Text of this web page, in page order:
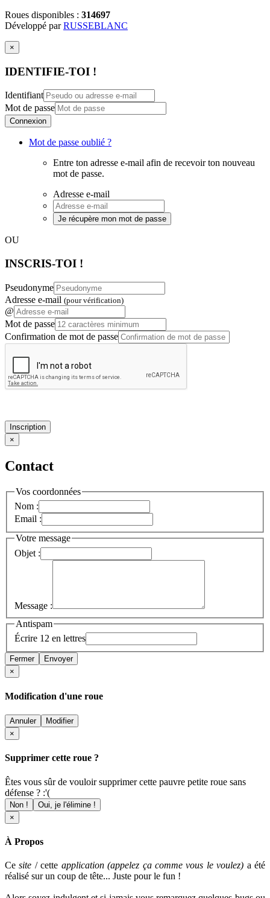
Roues disponibles : 314697
Développé parRUSSEBLANC
×
IDENTIFIE-TOI !
Identifiant
Mot de passe
Connexion
Mot de passe oublié ?
Entre ton adresse e-mail afin de recevoir ton nouveau
mot de passe.
Adresse e-mail
Je récupère mon mot de passe
OU
INSCRIS-TOI !
Pseudonyme
Adresse e-mail (pour vérification)
@
Mot de passe
Confirmation de mot de passe
Inscription
×
Contact
Vos coordonnées
Nom :
Email :
Votre message
Objet :
Message :
Antispam
Écrire 12 en lettres
Fermer
Envoyer
×
Modification d'une roue
Annuler
Modifier
×
Supprimer cette roue ?
Êtes vous sûr de vouloir supprimer cette pauvre petite roue sans
défense ? :'(
Non !
Oui, je l'élimine !
×
À Propos
Cesite / cette application (appelez ça comme vous le voulez) a été
réalisé sur un coup de tête... Juste pour le fun !